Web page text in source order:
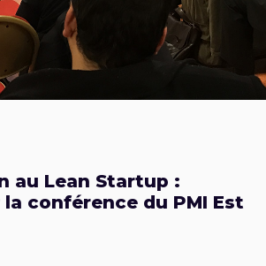
au Lean Startup :
conférence du PMI Est